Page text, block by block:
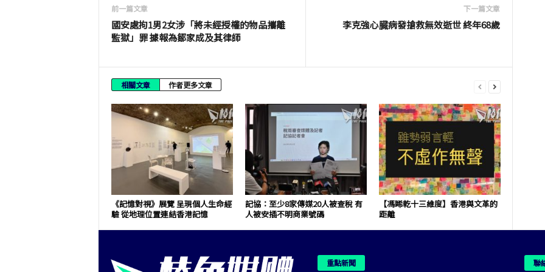
前一篇文章
國安處拘1男2女涉「將未經授權的物品攜離
監獄」罪 據報為鄒家成及其律師
下一篇文章
李克強心臓病發搶救無效逝世 終年68歲
相關文章 作者更多文章
《記憶對視》展覽 呈現個人生命經
驗 從地理位置連結香港記憶
記協：至少8家傳媒20人被查稅 有
人被安插不明商業號碼
【馮睎乾十三維度】香港與文革的
距離
重點新聞 聯